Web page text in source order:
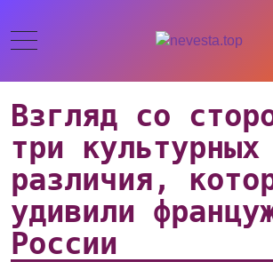
Взгляд со
три культурных
различия,
удивили
России